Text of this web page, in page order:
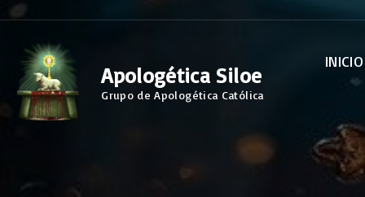
Apologética Siloe
Grupo de Apologética Católica
INICIO